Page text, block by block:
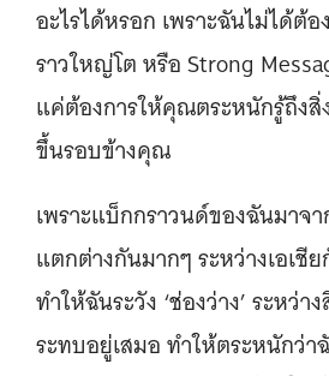
อะไรได้หรอก เพราะฉันไม่ได้ต้อ
ราวใหญ่โต หรือ Strong
แค่ต้องการให้คุณตระหนักรู้ถึงสิ่
ขึ้นรอบข้างคุณ
เพราะแบ็กกราวนด์ของฉันมา
แตกต่างกันมากๆ ระหว่างเอเชี
ทำให้ฉันระวัง ‘ช่องว่าง’ ระหว่า
ระทบอยู่เสมอ ทำให้ตระหนักว่า